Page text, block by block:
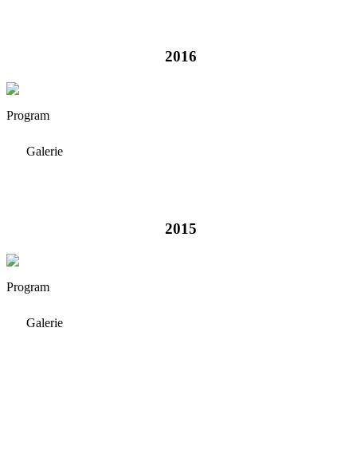
2016
Program
Galerie
2015
Program
Galerie